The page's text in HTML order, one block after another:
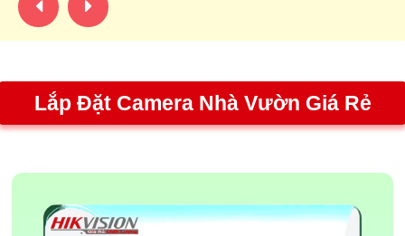
Lắp Đặt Camera Nhà Vườn Giá Rẻ